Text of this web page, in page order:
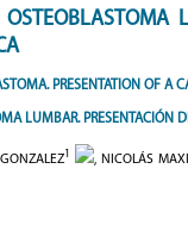
PRESENTATION OF A
LUMBAR. PRESENTACIÓN
1 , NICOLÁS